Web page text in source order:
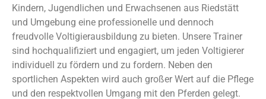
Kindern, Jugendlichen und Erwachsenen aus Riedstätt
und Umgebung eine professionelle und dennoch
freudvolle Voltigierausbildung zu bieten. Unsere Trainer
sind hochqualifiziert und engagiert, um jeden Voltigierer
individuell zu fördern und zu fordern. Neben den
sportlichen Aspekten wird auch großer Wert auf die Pflege
und den respektvollen Umgang mit den Pferden gelegt.